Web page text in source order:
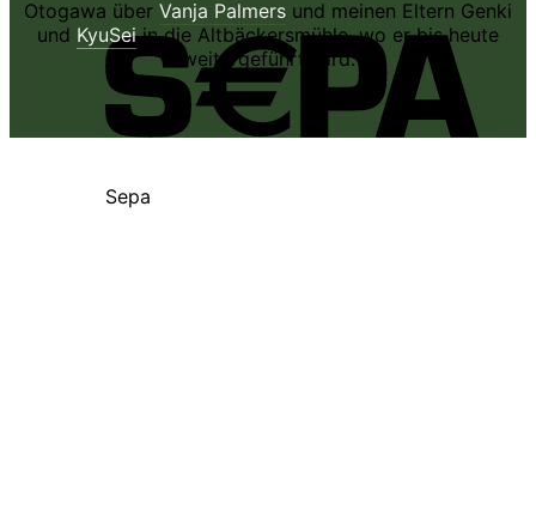
Sepa
Otogawa über Vanja Palmers und meinen Eltern Genki
und KyuSeiin die Altbäckersmühle, wo er bis heute
weitergeführt wird.